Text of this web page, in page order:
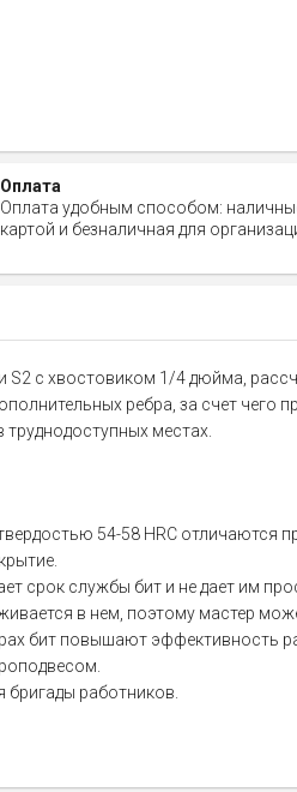
Оплата
Оплата удобным способом:
картой и безналичная для
S2 с хвостовиком 1/4 дюйма,
ребра, за счет
местах.
54-58 HRC отличаются
срок службы бит и не дает им
в нем, поэтому мастер
бит повышают эффективность
работников.